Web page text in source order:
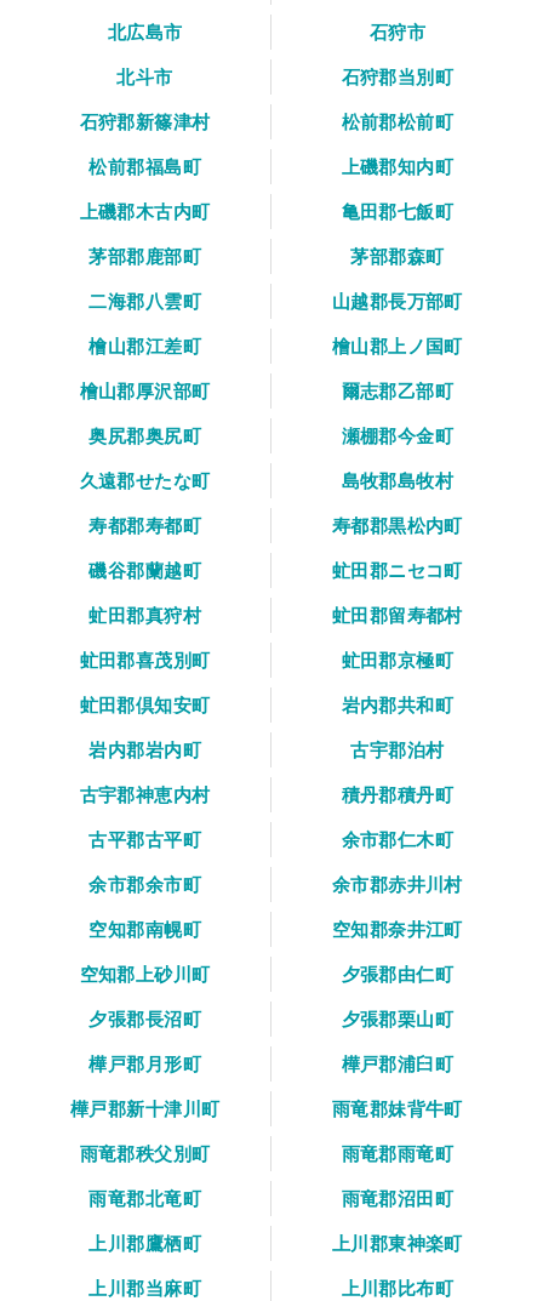
北広島市
石狩市
北斗市
石狩郡当別町
石狩郡新篠津村
松前郡松前町
松前郡福島町
上磯郡知内町
上磯郡木古内町
亀田郡七飯町
茅部郡鹿部町
茅部郡森町
二海郡八雲町
山越郡長万部町
檜山郡江差町
檜山郡上ノ国町
檜山郡厚沢部町
爾志郡乙部町
奥尻郡奥尻町
瀬棚郡今金町
久遠郡せたな町
島牧郡島牧村
寿都郡寿都町
寿都郡黒松内町
磯谷郡蘭越町
虻田郡ニセコ町
虻田郡真狩村
虻田郡留寿都村
虻田郡喜茂別町
虻田郡京極町
虻田郡倶知安町
岩内郡共和町
岩内郡岩内町
古宇郡泊村
古宇郡神恵内村
積丹郡積丹町
古平郡古平町
余市郡仁木町
余市郡余市町
余市郡赤井川村
空知郡南幌町
空知郡奈井江町
空知郡上砂川町
夕張郡由仁町
夕張郡長沼町
夕張郡栗山町
樺戸郡月形町
樺戸郡浦臼町
樺戸郡新十津川町
雨竜郡妹背牛町
雨竜郡秩父別町
雨竜郡雨竜町
雨竜郡北竜町
雨竜郡沼田町
上川郡鷹栖町
上川郡東神楽町
上川郡当麻町
上川郡比布町